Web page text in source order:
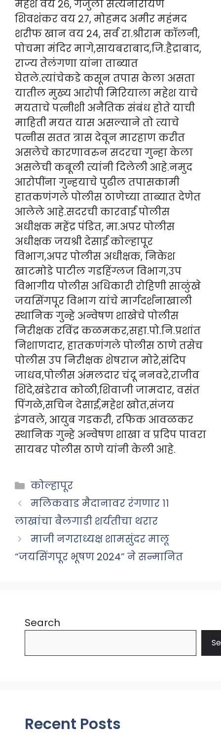
महेश वय २६, गजुला सत्यनारायण
शिवशंकर वय २७, मोहमद अमीर महंमद
शरीफ खान वय २४, सर्व रा.श्रीराम कॉलनी,
पोचमा मंदिर मागे,सायबराबाद,जि.हैद्राबाद,
राज्य तेलंगणा यांना ताब्यात
घेतले.त्यांचेकडे कसून तपास केला असता
यातील मुख्य आरोपी मिरियाला महेश याचे
मयताचे पत्नीशी अनैतिक संबंध होते याची
माहिती मयत यास असल्याने तो त्याचे
पत्नीस सतत त्रास देवून मारहाण करीत
असलेचे कारणावरुन सदरचा गुन्हा केला
असलेची कबूली त्यांनी दिलेली आहे.नमुद
आरोपींना गुन्हयाचे पुढील तपासकामी
हातकणंगले पोलीस ठाणेच्या ताब्यात देणेत
आलेले आहे.सदरची कारवाई पोलीस
अधीक्षक महेंद्र पंडित, मा.अपर पोलीस
अधीक्षक जयश्री देसाई कोल्हापूर
विभाग,अपर पोलीस अधीक्षक, निकेश
खाटमोडे पाटील गडहिंग्लज विभाग,उप
विभागीय पोलीस अधिकारी रोहिणी साळुंखे
जयसिंगपूर विभाग यांचे मार्गदर्शनाखाली
स्थानिक गुन्हे अन्वेषण शाखेचे पोलीस
निरीक्षक रविंद्र कळमकर,सहा.पो.नि.प्रशांत
निशाणदार, हातकणंगले पोलीस ठाणे तसेच
पोलीस उप निरीक्षक शेषराज मोरे,संदिप
जाधव,पोलीस अंमलदार चंदू ननवरे,राजीव
शिंदे,खंडेराव कोळी,शिवाजी जामदार, वसंत
पिंगळे,सचिन देसाई,महेश खोत,संजय
इंगवले, आयुब गडकरी, रफिक आवळकर
स्थानिक गुन्हे अन्वेषण शाखा व प्रदिप पावरा
सायबर पोलीस ठाणे यांनी केली आहे.
Categories
कोल्हापूर
मलिकवाड मैदानावर रंगणार ११
लाखांचा बैलगाडी शर्यतीचा थरार
माजी नगराध्यक्ष शामसुंदर मालू
“जयसिंगपूर भूषण 2024” ने सन्मानित
Search
Recent Posts